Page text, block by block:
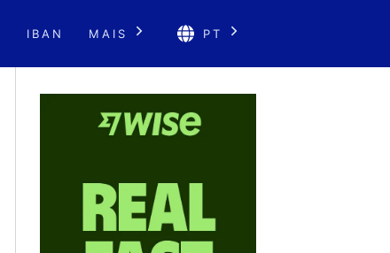
IBAN MAIS PT